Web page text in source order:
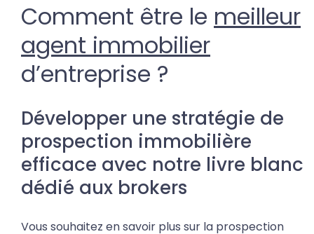
Comment être le meilleur
agent immobilier
d’entreprise ?
Développer une stratégie de
prospection immobilière
efficace avec notre livre blanc
dédié aux brokers
Vous souhaitez en savoir plus sur la prospection